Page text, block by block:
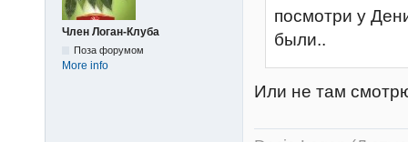
Член Логан-Клуба
Поза форумом
More info
посмотри у
были..
Или не там